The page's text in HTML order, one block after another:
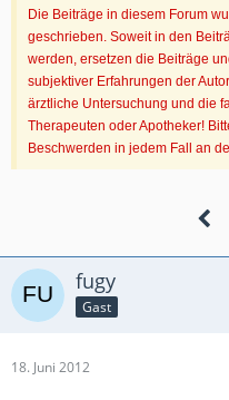
Die Beiträge in diesem Forum
geschrieben. Soweit in den
werden, ersetzen die Beiträge
subjektiver Erfahrungen der
ärztliche Untersuchung und die
Therapeuten oder Apotheker!
Beschwerden in jedem Fall an
fugy
Gast
18. Juni 2012